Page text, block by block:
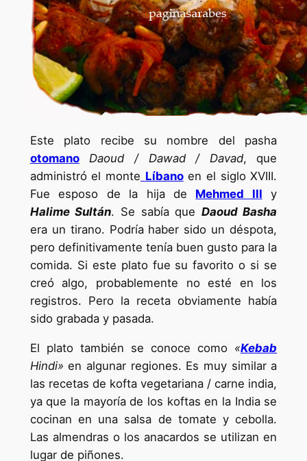
Este plato recibe su nombre del pasha
otomano
Daoud / Dawad / Davad, que
administró el monte Líbanoen el siglo XVIII.
Fue esposo de la hija de Mehmed III y
Halime Sultán. Se sabía que Daoud Basha
era un tirano. Podría haber sido un déspota,
pero definitivamente tenía buen gusto para la
comida. Si este plato fue su favorito o si se
creó algo, probablemente no esté en los
registros. Pero la receta obviamente había
sido grabada y pasada.
El plato también se conoce como «Kebab
Hindi» en algunar regiones. Es muy similar a
las recetas de kofta vegetariana / carne india,
ya que la mayoría de los koftas en la India se
cocinan en una salsa de tomate y cebolla.
Las almendras o los anacardos se utilizan en
lugar de piñones.